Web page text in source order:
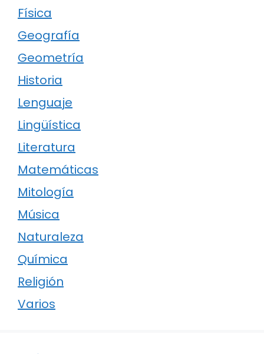
Física
Geografía
Geometría
Historia
Lenguaje
Lingüística
Literatura
Matemáticas
Mitología
Música
Naturaleza
Química
Religión
Varios